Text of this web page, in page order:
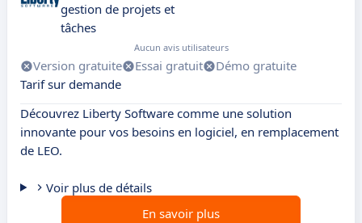
gestion de projets et
tâches
Aucun avis utilisateurs
Version gratuite Essai gratuit
Démo gratuite
Tarif sur demande
Découvrez Liberty Software comme une solution
innovante pour vos besoins en logiciel, en remplacement
de LEO.
Voir plus de détails
En savoir plus